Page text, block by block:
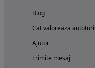
Blog
Cat valoreaza
Ajutor
Trimite mesaj